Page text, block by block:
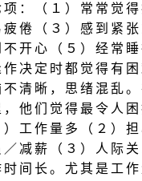
：（１）常常觉得
疲倦（３）感到紧
不开心（５）经常
作决定时都觉得有困
不清晰，思绪混乱
，他们觉得最令人
工作量多（２）担
减薪（３）人际关
时间长。尤其是工作